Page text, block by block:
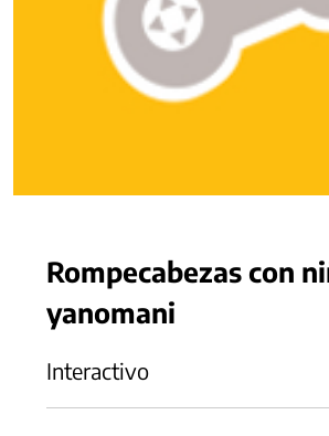
Rompecabezas con
yanomani
Interactivo